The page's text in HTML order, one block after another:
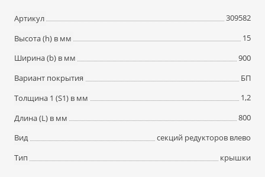
Артикул
309582
Высота (h) в мм
15
Ширина (b) в мм
900
Вариант покрытия
БП
Толщина 1 (S1) в мм
1,2
Длина (L) в мм
800
Вид
секций редукторов влево
Тип
крышки